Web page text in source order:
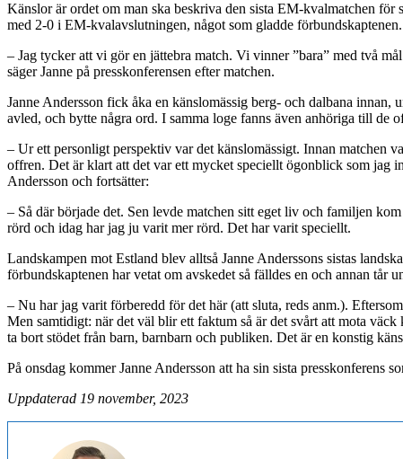
Känslor är ordet om man ska beskriva den sista EM-kvalmatchen
med 2-0 i EM-kvalavslutningen, något som gladde förbundskaptenen.
– Jag tycker att vi gör en jättebra match. Vi vinner ”bara” med två
säger Janne på presskonferensen efter matchen.
Janne Andersson fick åka en känslomässig berg- och dalbana
avled, och bytte några ord. I samma loge fanns även anhöriga till de
– Ur ett personligt perspektiv var det känslomässigt. Innan matchen
offren. Det är klart att det var ett mycket speciellt ögonblick som jag
Andersson och fortsätter:
– Så där började det. Sen levde matchen sitt eget liv och familjen
rörd och idag har jag ju varit mer rörd. Det har varit speciellt.
Landskampen mot Estland blev alltså Janne Anderssons sistas
förbundskaptenen har vetat om avskedet så fälldes en och annan
– Nu har jag varit förberedd för det här (att sluta, reds anm.).
Men samtidigt: när det väl blir ett faktum så är det svårt att mota
ta bort stödet från barn, barnbarn och publiken. Det är en konstig
På onsdag kommer Janne Andersson att ha sin sista presskonferens
Uppdaterad 19 november, 2023